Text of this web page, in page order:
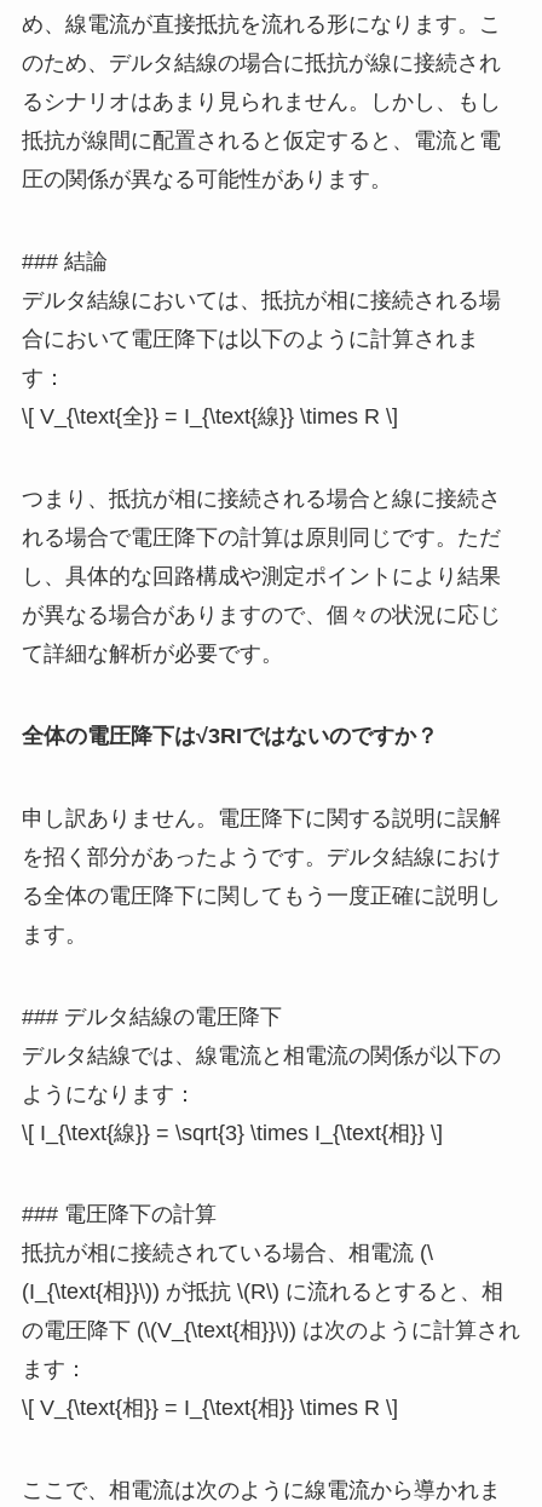
め、線電流が直接抵抗を流れる形になります。こ
のため、デルタ結線の場合に抵抗が線に接続され
るシナリオはあまり見られません。しかし、もし
抵抗が線間に配置されると仮定すると、電流と電
圧の関係が異なる可能性があります。
### 結論
デルタ結線においては、抵抗が相に接続される場
合において電圧降下は以下のように計算されま
す：
\[ V_{\text{全}} = I_{\text{線}} \times R \]
つまり、抵抗が相に接続される場合と線に接続さ
れる場合で電圧降下の計算は原則同じです。ただ
し、具体的な回路構成や測定ポイントにより結果
が異なる場合がありますので、個々の状況に応じ
て詳細な解析が必要です。
全体の電圧降下は√3RIではないのですか？
申し訳ありません。電圧降下に関する説明に誤解
を招く部分があったようです。デルタ結線におけ
る全体の電圧降下に関してもう一度正確に説明し
ます。
### デルタ結線の電圧降下
デルタ結線では、線電流と相電流の関係が以下の
ようになります：
\[ I_{\text{線}} = \sqrt{3} \times I_{\text{相}} \]
### 電圧降下の計算
抵抗が相に接続されている場合、相電流 (\
(I_{\text{相}}\)) が抵抗 \(R\) に流れるとすると、相
の電圧降下 (\(V_{\text{相}}\)) は次のように計算され
ます：
\[ V_{\text{相}} = I_{\text{相}} \times R \]
ここで、相電流は次のように線電流から導かれま